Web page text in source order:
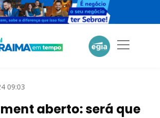
09:03
aberto: será que